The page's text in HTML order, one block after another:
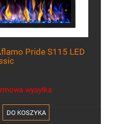
Pride S115 LED
wysyłka
DO KOSZYKA